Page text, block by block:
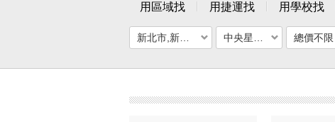
用區域找 用捷運找 用學校找
總價不限